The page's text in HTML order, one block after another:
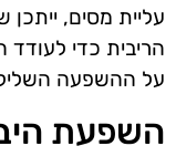
עליית מסים,
הריבית כדי
על ההשפעה
השפעת